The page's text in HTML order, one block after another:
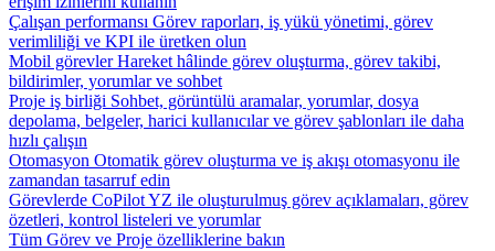
Çalışan performansı Görev raporları, iş yükü yönetimi, görev
verimliliği ve KPI ile üretken olun
Mobil görevler Hareket hâlinde görev oluşturma, görev takibi,
bildirimler, yorumlar ve sohbet
Proje iş birliği Sohbet, görüntülü aramalar, yorumlar, dosya
depolama, belgeler, harici kullanıcılar ve görev şablonları ile daha
hızlı çalışın
Otomasyon Otomatik görev oluşturma ve iş akışı otomasyonu ile
zamandan tasarruf edin
Görevlerde CoPilotYZ ile oluşturulmuş görev açıklamaları, görev
özetleri, kontrol listeleri ve yorumlar
Tüm Görev ve Proje özelliklerine bakın